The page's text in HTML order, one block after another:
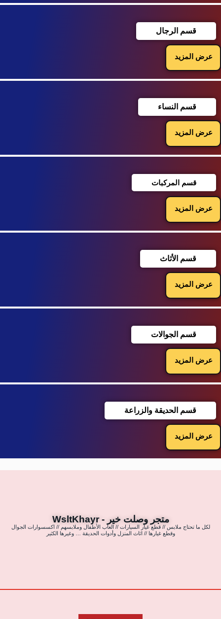
قسم الرجال
عرض المزيد
قسم النساء
عرض المزيد
قسم المركبات
عرض المزيد
قسم الأثاث
عرض المزيد
قسم الجوالات
عرض المزيد
قسم الحديقة والزراعة
عرض المزيد
متجر وصلت خير - WsltKhayr
لكل ما تحتاج ملابس // قطع غيار السيارات // العاب الأطفال وملابسهم // اكسسوارات الجوال
وقطع غيارها // اثاث المنزل وأدوات الحديقة … وغيرها الكثير